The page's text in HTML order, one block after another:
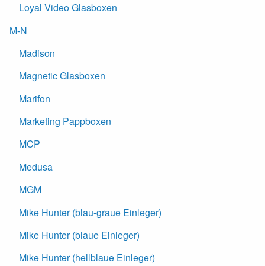
Loyal Video Glasboxen
M-N
Madison
Magnetic Glasboxen
Marifon
Marketing Pappboxen
MCP
Medusa
MGM
Mike Hunter (blau-graue Einleger)
Mike Hunter (blaue Einleger)
Mike Hunter (hellblaue Einleger)